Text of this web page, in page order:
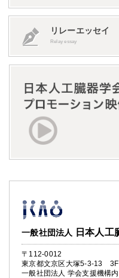
リレーエッセイ
Relay essay
一般社団法人 日本人工
〒112-0012
東京都文京区大塚5-3-13 3F
一般社団法人 学会支援機構内